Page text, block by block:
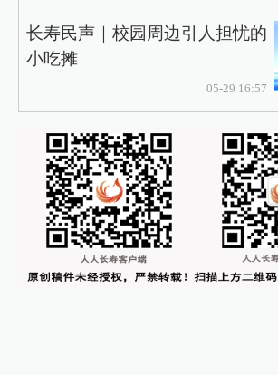
长寿民声｜校园周边引人担忧的
小吃摊
05-29 16:57